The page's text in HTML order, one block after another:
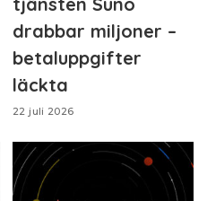
drabbar miljoner –
betaluppgifter
läckta
22 juli 2026